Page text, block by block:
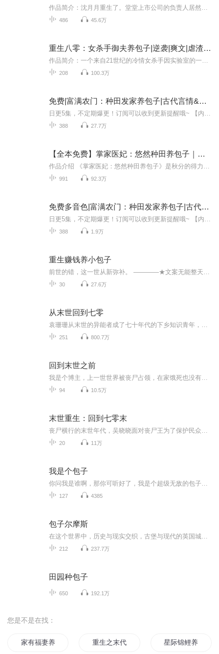
486 45.6万
重生八零：女杀手御夫养包子|逆袭|爽文|虐渣|多人有声剧
208 100.3万
免费|富满农门：种田发家养包子|古代言情&穿越&种田文
388 27.7万
【全本免费】掌家医妃：悠然种田养包子｜美食萌娃｜宫闱宅斗｜穿越种田
991 92.3万
免费多音色|富满农门：种田发家养包子|古代言情&穿越&种田文&轻松
388 1.9万
重生赚钱养小包子
30 27.6万
从末世回到七零
251 800.7万
回到末世之前
94 10.5万
末世重生：回到七零末
20 11万
我是个包子
127 4385
包子尔摩斯
212 237.7万
田园种包子
650 192.1万
您是不是在找：
家有福妻养花养草养包子重生之末代帝王养包子 星际锦鲤养包子